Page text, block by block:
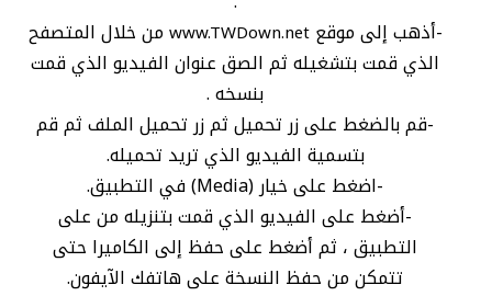
-أذهب إلى موقعwww.TWDown.net من خلال المتصفح
الذي قمت بتشغيله ثم الصق عنوان الفيديو الذي قمت
بنسخه .
-قم بالضغط على زر تحميل ثم زر تحميل الملف ثم قم
بتسمية الفيديو الذي تريد تحميله.
-اضغط على خيار (Media) في التطبيق.
-أضغط على الفيديو الذي قمت بتنزيله من على
التطبيق ، ثم أضغط على حفظ إلى الكاميرا حتى
تتمكن من حفظ النسخة على هاتفك الآيفون.